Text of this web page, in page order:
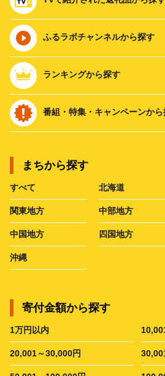
ふるラボチャンネルから探す
ランキングから探す
番組・特集・キャンペーンから
まちから探す
すべて 北海道
関東地方 中部地方
中国地方 四国地方
沖縄
寄付金額から探す
1万円以内
20,001～30,000円